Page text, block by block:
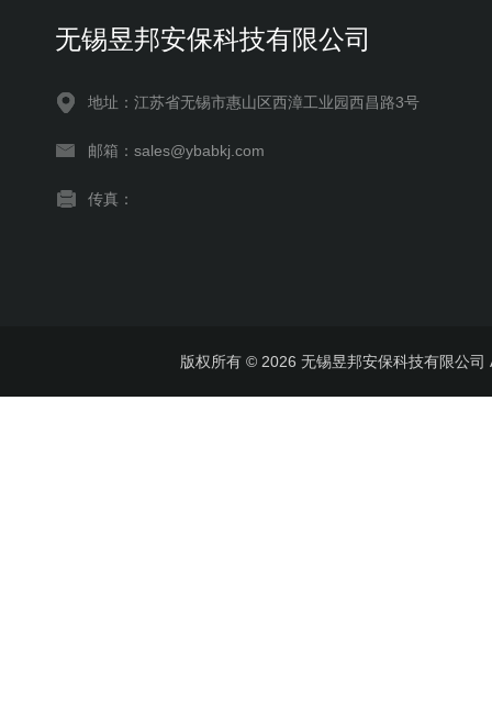
无锡昱邦安保科技有限公司
地址：江苏省无锡市惠山区西漳工业园西昌路3号
邮箱：sales@ybabkj.com
传真：
版权所有 © 2026 无锡昱邦安保科技有限